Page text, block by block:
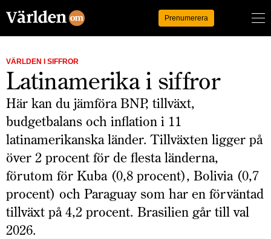
Prenumerera
VÄRLDEN I SIFFROR
Latinamerika i siffror
Här kan du jämföra BNP, tillväxt,
budgetbalans och inflation i 11
latinamerikanska länder. Tillväxten ligger på
över 2 procent för de flesta länderna,
förutom för Kuba (0,8 procent), Bolivia (0,7
procent) och Paraguay som har en förväntad
tillväxt på 4,2 procent. Brasilien går till val
2026.